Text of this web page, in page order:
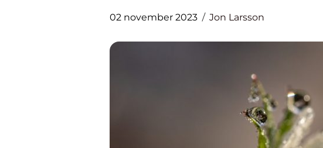
02 november 2023 Jon Larsson